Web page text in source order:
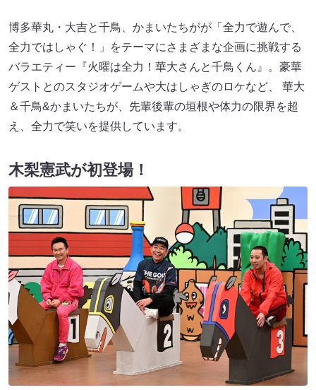
博多華丸・大吉と千鳥、かまいたちがが「全力で遊んで、
全力ではしゃぐ！」をテーマにさまざまな企画に挑戦する
バラエティー『火曜は全力！華大さんと千鳥くん』。豪華
ゲストとのスタジオゲームや大はしゃぎのロケなど、 華大
＆千鳥&かまいたちが、先輩後輩の垣根や体力の限界を超
え、全力で笑いを提供しています。
木梨憲武が初登場！